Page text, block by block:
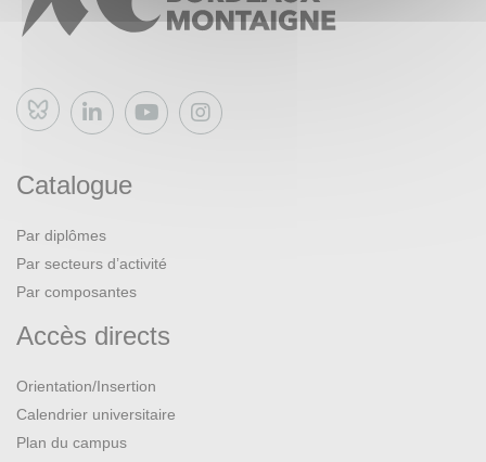
Bluesky
Catalogue
Par diplômes
Par secteurs d’activité
Par composantes
Accès directs
Orientation/Insertion
Calendrier universitaire
Plan du campus